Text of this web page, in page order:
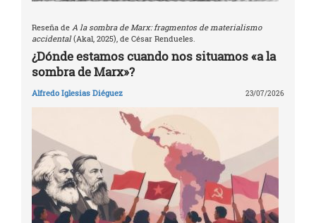
Reseña de A la sombra de Marx: fragmentos de materialismo
accidental(Akal, 2025), de César Rendueles.
¿Dónde estamos cuando nos situamos «a la
sombra de Marx»?
Alfredo Iglesias Diéguez 23/07/2026